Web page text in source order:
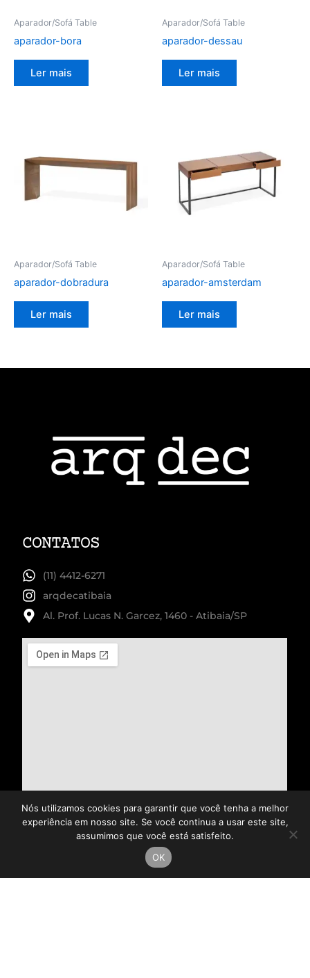
Aparador/Sofá Table
aparador-bora
Ler mais
Aparador/Sofá Table
aparador-dessau
Ler mais
Aparador/Sofá Table
aparador-dobradura
Ler mais
Aparador/Sofá Table
aparador-amsterdam
Ler mais
CONTATOS
(11) 4412-6271
arqdecatibaia
Al. Prof. Lucas N. Garcez, 1460 - Atibaia/SP
Nós utilizamos cookies para garantir que você tenha a melhor
experiência em nosso site. Se você continua a usar este site,
assumimos que você está satisfeito.
OK